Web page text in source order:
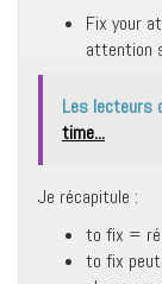
Fix your
attention
Les lecteurs
time...
Je récapitule :
to fix =
to fix